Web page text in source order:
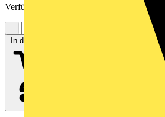
Verfügbarkeit zu prüfen
−
In den Warenkorb